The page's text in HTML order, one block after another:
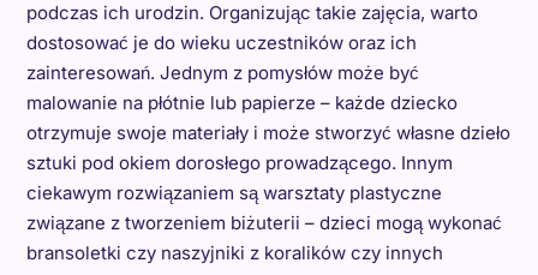
podczas ich urodzin. Organizując takie zajęcia, warto
dostosować je do wieku uczestników oraz ich
zainteresowań. Jednym z pomysłów może być
malowanie na płótnie lub papierze – każde dziecko
otrzymuje swoje materiały i może stworzyć własne dzieło
sztuki pod okiem dorosłego prowadzącego. Innym
ciekawym rozwiązaniem są warsztaty plastyczne
związane z tworzeniem biżuterii – dzieci mogą wykonać
bransoletki czy naszyjniki z koralików czy innych